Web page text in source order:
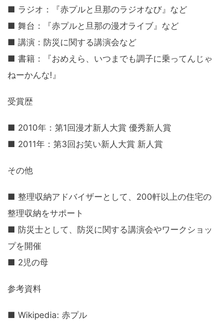
■ ラジオ：『赤プルと旦那のラジオなび』など
■ 舞台：『赤プルと旦那の漫才ライブ』など
■ 講演：防災に関する講演会など
■ 書籍：『おめえら、いつまでも調子に乗ってんじゃ
ねーかんな!』
受賞歴
■ 2010年：第1回漫才新人大賞 優秀新人賞
■ 2011年：第3回お笑い新人大賞 新人賞
その他
■ 整理収納アドバイザーとして、200軒以上の住宅の
整理収納をサポート
■ 防災士として、防災に関する講演会やワークショッ
プを開催
■ 2児の母
参考資料
■ Wikipedia: 赤プル